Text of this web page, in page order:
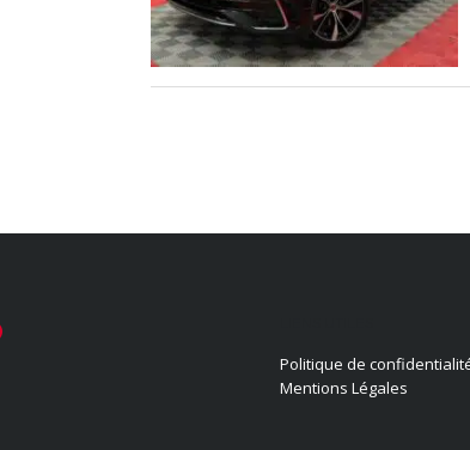
Politique de
Mentions Légales